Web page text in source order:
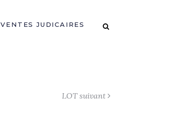
VENTES JUDICAIRES
LOT suivant